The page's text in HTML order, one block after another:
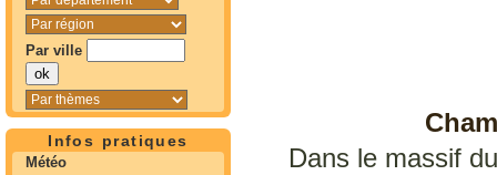
Par ville
Infos pratiques
Météo
Dans le massif